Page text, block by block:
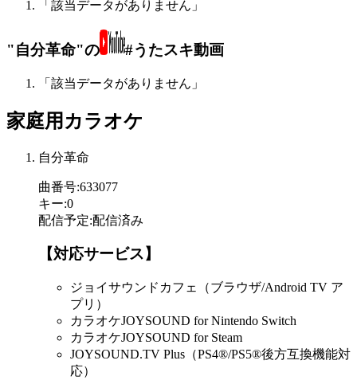
「該当データがありません」
"自分革命"の #うたスキ動画
「該当データがありません」
家庭用カラオケ
自分革命
曲番号:633077
キー:0
配信予定:配信済み
【対応サービス】
ジョイサウンドカフェ（ブラウザ/Android TV ア
プリ）
カラオケJOYSOUND for Nintendo Switch
カラオケJOYSOUND for Steam
JOYSOUND.TV Plus（PS4®/PS5®後方互換機能対
応）